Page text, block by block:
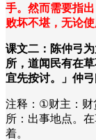
手。然而需要指
败坏不堪，无论使
课文二：陈仲弓
所，道闻民有在
宜先按讨。」仲
注释： ①财主：财
所：出事地点。
着。